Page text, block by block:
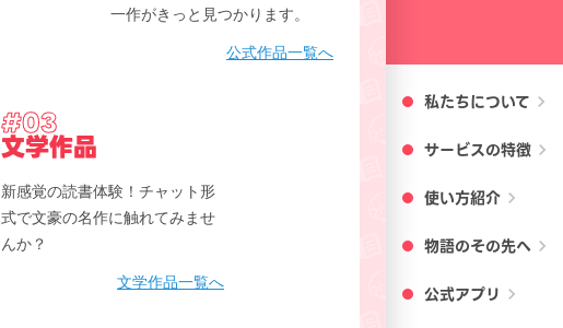
私たちについて chevron_right
サービスの特徴 chevron_right
使い方紹介 chevron_right
物語のその先へ chevron_right
公式アプリ chevron_right
一作がきっと見つかります。
公式作品一覧へ
#03
文学作品
新感覚の読書体験！チャット形
式で文豪の名作に触れてみませ
んか？
文学作品一覧へ